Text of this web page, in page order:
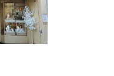
·PREMIUM